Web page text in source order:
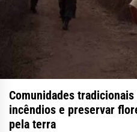
Comunidades
incêndios e preservar
pela terra